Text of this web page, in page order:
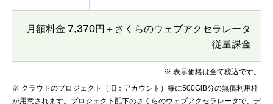
月額料金 7,370円＋さくらのウェブアクセラレータ
従量課金
※ 表示価格は全て税込です。
※ クラウドのプロジェクト（旧：アカウント）毎に500GiB分の無償利用枠
が用意されます。プロジェクト配下のさくらのウェブアクセラレータで、デ